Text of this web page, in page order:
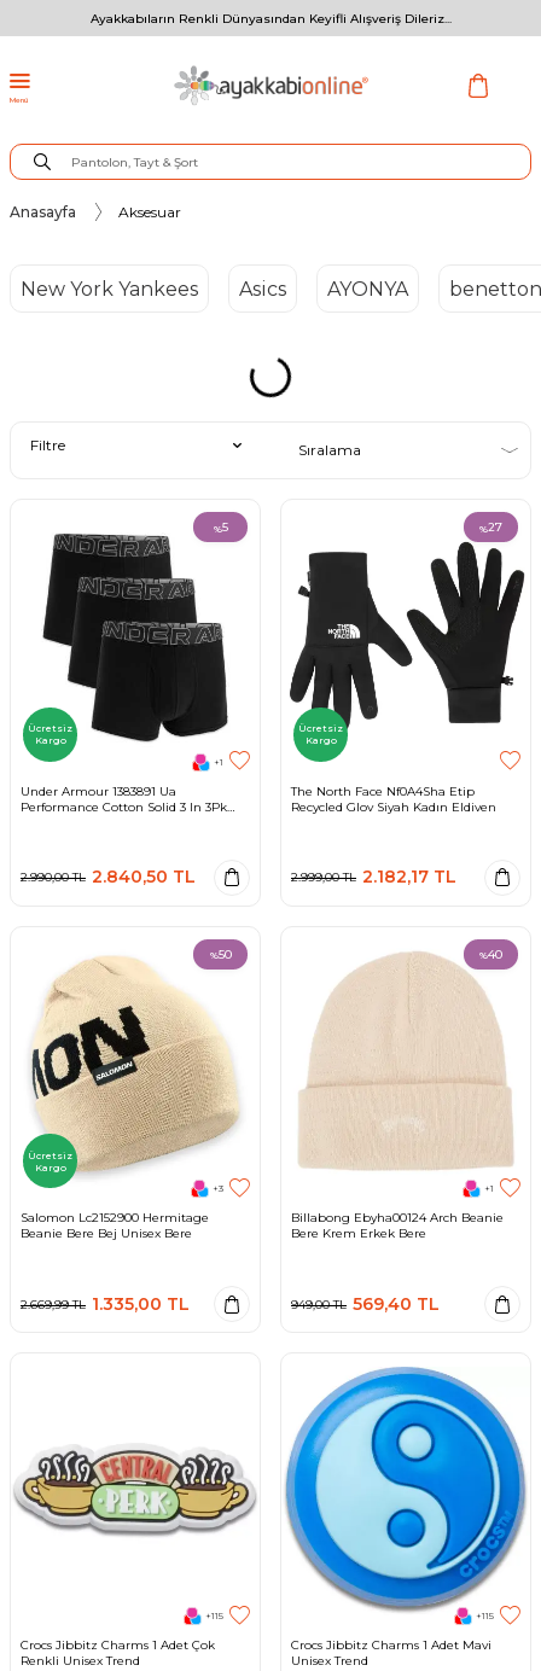
Ayakkabıların Renkli Dünyasından Keyifli Alışveriş Dileriz...
Menü
Anasayfa Aksesuar
New York Yankees Asics AYONYA benetton
Filtre
%5
Ücretsiz
Kargo
+1
Under Armour 1383891 Ua
Performance Cotton Solid 3 In 3Pk
2.990,00TL 2.840,50 TL
%27
Ücretsiz
Kargo
The North Face Nf0A4Sha Etip
Recycled Glov Siyah Kadın Eldiven
2.999,00TL 2.182,17 TL
%50
Ücretsiz
Kargo
+3
Salomon Lc2152900 Hermitage
Beanie Bere Bej Unisex Bere
2.669,99TL 1.335,00 TL
%40
+1
Billabong Ebyha00124 Arch Beanie
Bere Krem Erkek Bere
949,00TL 569,40 TL
+115
Crocs Jibbitz Charms 1 Adet Çok
Renkli Unisex Trend
+115
Crocs Jibbitz Charms 1 Adet Mavi
Unisex Trend